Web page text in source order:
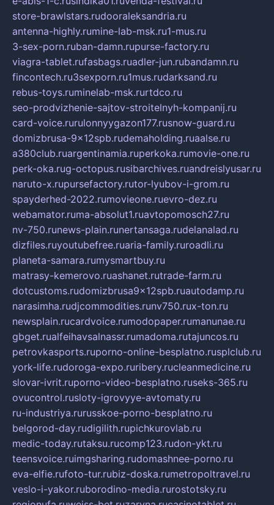
store-brawlstars.rudooraleksandria.ru
antenna-highly.rumine-lab-msk.ru1-mus.ru
3-sex-porn.ruban-damn.rupurse-factory.ru
viagra-tablet.rufasbags.ruadler-jun.rubandamn.ru
fincontech.ru3sexporn.ru1mus.rudarksand.ru
rebus-toys.ruminelab-msk.rurtdco.ru
seo-prodvizhenie-sajtov-stroitelnyh-kompanij.ru
card-voice.rurulonnyygazon177.rusnow-guard.ru
domizbrusa-9x12spb.rudemaholding.ruaalse.ru
a380club.ruargentinamia.ruperkoka.rumovie-one.ru
perk-oka.rug-octopus.rusibarchives.ruandreislyusar.ru
naruto-x.rupursefactory.rutor-lyubov-i-grom.ru
spayderhed-2022.rumovieone.ruevro-dez.ru
webamator.ruma-absolut1.ruavtopomosch27.ru
nv-750.runews-plain.runertansaga.rudelanalad.ru
dizfiles.ruyoutubefree.ruaria-family.ruroadli.ru
planeta-samara.rumysmartbuy.ru
matrasy-kemerovo.ruashanet.rutrade-farm.ru
dotcustoms.rudomizbrusa9x12spb.ruautodamp.ru
narasimha.rudjcommodities.runv750.rux-ton.ru
newsplain.rucardvoice.rumodopaper.rumanunae.ru
gbget.rualfeihavsalnassr.rumadoma.rutajuncos.ru
petrovkasports.ruporno-online-besplatno.rusplclub.ru
york-life.rudoroga-expo.ruribery.rucleanmedicine.ru
slovar-ivrit.ruporno-video-besplatno.ruseks-365.ru
ovucontrol.rusloty-igrovyye-avtomaty.ru
ru-industriya.rurusskoe-porno-besplatno.ru
belgorod-day.rudigilith.rupichkurovlab.ru
medic-today.rutaksu.rucomp123.rudon-ykt.ru
teensvoice.ruimgsharing.rudomashnee-porno.ru
eva-elfie.rufoto-tur.rubiz-doska.rumetropoltravel.ru
veslo-i-yakor.ruborodino-media.rurostotsky.ru